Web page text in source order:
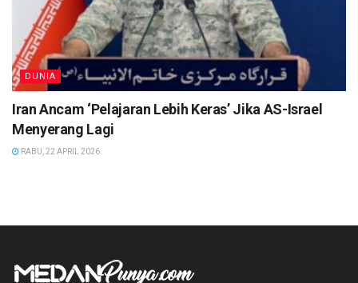
DUNIA
Iran Ancam ‘Pelajaran Lebih Keras’ Jika AS-Israel
Menyerang Lagi
RABU, 22 APRIL 2026